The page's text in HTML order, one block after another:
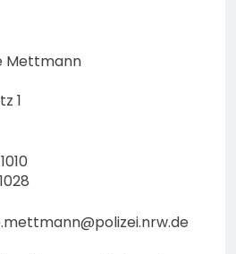
Mettmann
1